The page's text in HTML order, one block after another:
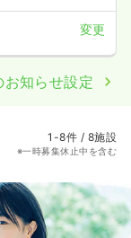
変更
知らせ設定
1-8件 / 8施設
※一時募集休止中を含む